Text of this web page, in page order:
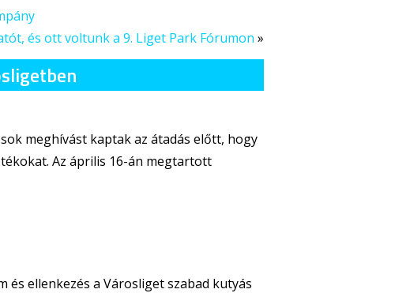
és ott voltunk a 9. Liget Park Fórumon »
meghívást kaptak az átadás előtt, hogy
Az április 16-án megtartott
ellenkezés a Városliget szabad kutyás